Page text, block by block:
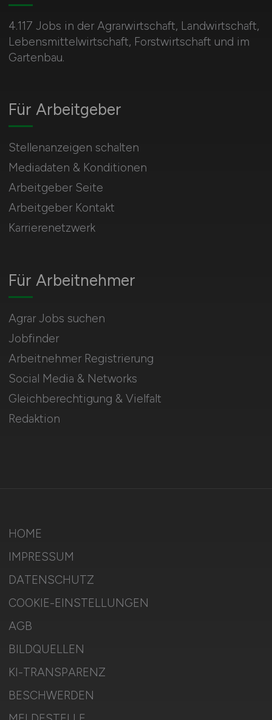
4.117 Jobs in der Agrarwirtschaft, Landwirtschaft,
Lebensmittelwirtschaft, Forstwirtschaft und im
Gartenbau.
Für Arbeitnehmer
Agrar Jobs suchen
Jobfinder
Arbeitnehmer Registrierung
Social Media & Networks
Gleichberechtigung & Vielfalt
Redaktion
Für Arbeitgeber
Stellenanzeigen schalten
Mediadaten & Konditionen
Arbeitgeber Seite
Arbeitgeber Kontakt
Karrierenetzwerk
HOME
IMPRESSUM
DATENSCHUTZ
COOKIE-EINSTELLUNGEN
AGB
BILDQUELLEN
KI-TRANSPARENZ
BESCHWERDEN